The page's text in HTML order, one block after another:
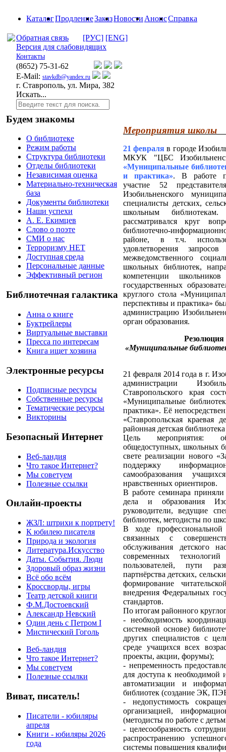
КаталогПродлениеЗаказНовости АнонсСправка
Обратная связь [РУС] [ENG]
Версия для слабовидящих
Контакты
(8652) 75-31-62
E-Mail: stavkdb@yandex.ru
г. Ставрополь, ул. Мира, 382
Искать...
Будем знакомы
О библиотеке
Режим работы
Структура библиотеки
Отделы библиотеки
Независимая оценка
Материально-техническая
база
Документы библиотеки
Наши успехи
А. Е. Екимцев
Слово о поэте
СМИ о нас
Терроризму НЕТ
Доступная среда
Персональные данные
Эффективный регион
Библиотечная галактика
Анна о книге
Буктрейлеры
Виртуальные выставки
Пресса по интересам
Книга ищет хозяина
Электронные ресурсы
Подписные ресурсы
Собственные ресурсы
Тематические ресурсы
Викторины
Безопасный Интернет
Веб-ландия
Что такое Интернет?
Мы советуем
Полезные ссылки
Онлайн-проекты
ЖЗЛ: штрихи к портрету!
К юбилею писателя
Природа и экология
Литература.Искусство
Даты. События. Люди
Здоровый образ жизни
Всё обо всём
Кроссворды, игры
Театр детской книги
Ф.М.Достоевский
Александр Невский
Один день с Петром I
Мистический Гоголь
Веб-ландия
Что такое Интернет?
Мы советуем
Полезные ссылки
Виват, писатель!
Писатели - юбиляры
апреля
Книги - юбиляры 2026
года
Мероприятия школы
21 февраля в городе
МКУК "ЦБС
«Муниципальные
и практика». В работе
участие 52
Изобильненского
специалисты детских,
школьным
рассматривался круг
библиотечно-
районе, в т.ч.
удовлетворения
межведомственного
школьных библиотек,
компетенции
государственных
круглого стола
перспективы и практика»
администрацию
орган образования.
Резолюция
«Муниципальные
21 февраля 2014 года в г.
администрации
Ставропольского края
«Муниципальные
практика». Её
«Ставропольская
районная детская
Цель мероприятия:
общедоступных, школьных
свете реализации нового
поддержку
самообразования
нравственных ориентиров.
В работе семинара приняли
дела и образования
руководители, ведущие
библиотек, методисты по
В ходе профессиональной
связанных с
обслуживания детского
современных
пользователей, пути
партнёрства детских,
формирование
внедрения Федеральных
стандартов.
По итогам районного
- необходимость
системной основе)
других специалистов с
среде учащихся всех
проекты, акции, форумы);
- непременность
для доступа к необходимой
автоматизации и
библиотек (создание ЭК,
- недопустимость
организацией,
(методисты по работе с
- целесообразность
распространению
системы повышения